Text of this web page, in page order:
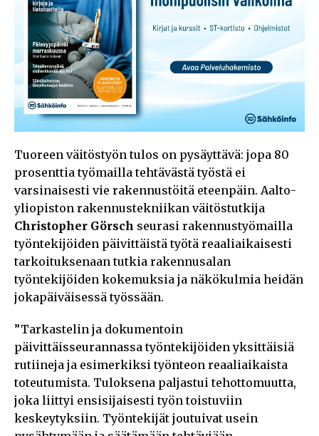
Tuoreen väitöstyön tulos on pysäyttävä: jopa 80
prosenttia työmailla tehtävästä työstä ei
varsinaisesti vie rakennustöitä eteenpäin. Aalto-
yliopiston rakennustekniikan väitöstutkija
Christopher Görsch seurasi rakennustyömailla
työntekijöiden päivittäistä työtä reaaliaikaisesti
tarkoituksenaan tutkia rakennusalan
työntekijöiden kokemuksia ja näkökulmia heidän
jokapäiväisessä työssään.
”Tarkastelin ja dokumentoin
päivittäisseurannassa työntekijöiden yksittäisiä
rutiineja ja esimerkiksi työnteon reaaliaikaista
toteutumista. Tuloksena paljastui tehottomuutta,
joka liittyi ensisijaisesti työn toistuviin
keskeytyksiin. Työntekijät joutuivat usein